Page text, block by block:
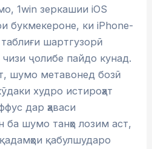
1win зеркашии iOS
букмекероне, ки iPhone-
шартгузорӣ
ҷолибе пайдо кунад.
шумо метавонед бозӣ
худро истироҳат
дар ҳаваси
ба шумо танҳо лозим аст,
қабулшударо